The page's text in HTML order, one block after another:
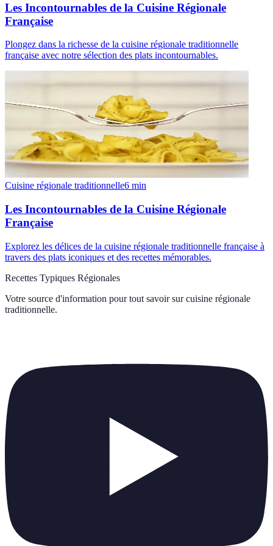
Les Incontournables de la Cuisine Régionale
Française
Plongez dans la richesse de la cuisine régionale traditionnelle
française avec notre sélection des plats incontournables.
Cuisine régionale traditionnelle6 min
Les Incontournables de la Cuisine Régionale
Française
Explorez les délices de la cuisine régionale traditionnelle française à
travers des plats iconiques et des recettes mémorables.
Recettes Typiques Régionales
Votre source d'information pour tout savoir sur cuisine régionale
traditionnelle.